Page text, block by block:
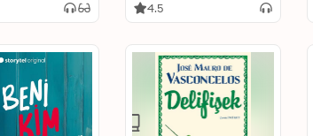
4.5